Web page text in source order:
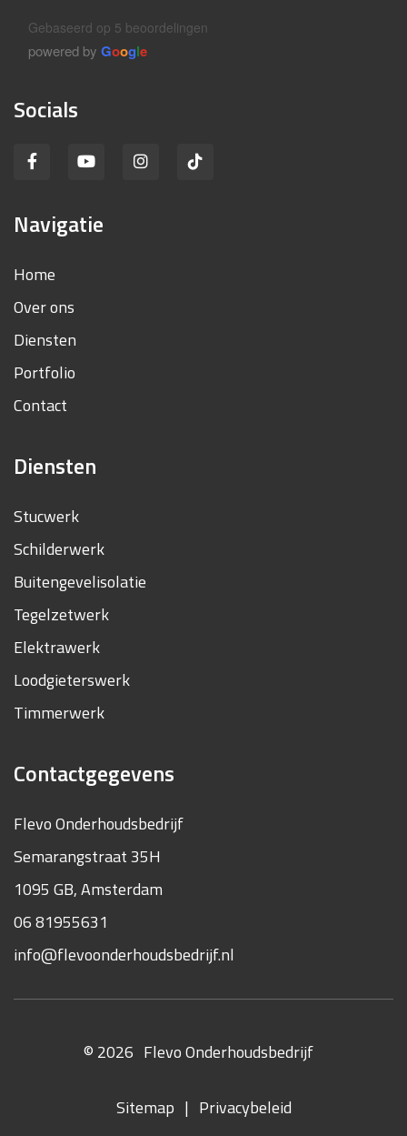
Gebaseerd op 5 beoordelingen
powered by Google
Socials
Navigatie
Home
Over ons
Diensten
Portfolio
Contact
Diensten
Stucwerk
Schilderwerk
Buitengevelisolatie
Tegelzetwerk
Elektrawerk
Loodgieterswerk
Timmerwerk
Contactgegevens
Flevo Onderhoudsbedrijf
Semarangstraat 35H
1095 GB, Amsterdam
06 81955631
info@flevoonderhoudsbedrijf.nl
© 2026 Flevo Onderhoudsbedrijf
Sitemap | Privacybeleid